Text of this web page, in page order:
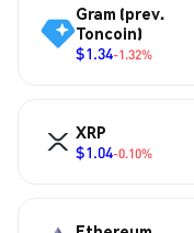
Gram (prev.
Toncoin)
$1.34-1.32%
XRP
$1.04-0.10%